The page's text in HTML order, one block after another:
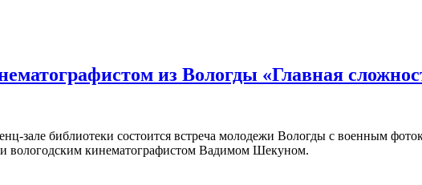
из Вологды «Главная
зале библиотеки состоится встреча молодежи Вологды с военным
вологодским кинематографистом Вадимом Шекуном.